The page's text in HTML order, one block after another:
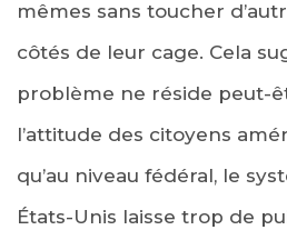
mêmes sans toucher
côtés de leur cage. Cela
problème ne réside peut-
l’attitude des citoyens
qu’au niveau fédéral, le
États-Unis laisse trop de